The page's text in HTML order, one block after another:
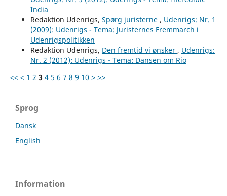
India
Redaktion Udenrigs, Spørg juristerne , Udenrigs: Nr. 1
(2009): Udenrigs - Tema: Juristernes Fremmarch i
Udenrigspolitikken
Redaktion Udenrigs, Den fremtid vi ønsker , Udenrigs:
Nr. 2 (2012): Udenrigs - Tema: Dansen om Rio
<< < 1 2 3 4 5 6 7 8 9 10 > >>
Sprog
Dansk
English
Information